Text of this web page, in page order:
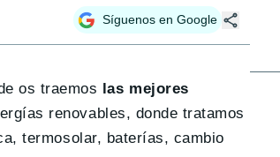
Síguenos en Google
os traemos las mejores
renovables, donde tratamos
termosolar, baterías, cambio